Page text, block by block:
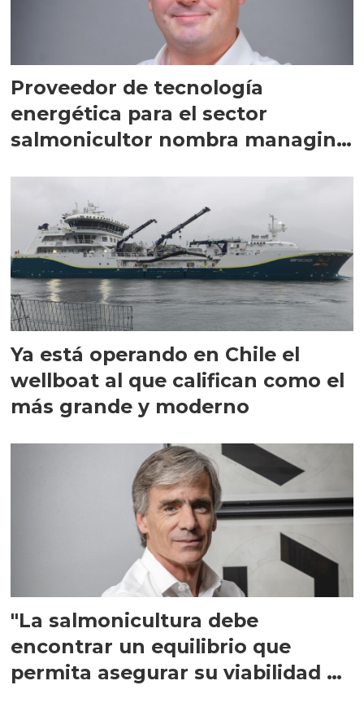
Proveedor de tecnología
energética para el sector
salmonicultor nombra managing
Ya está operando en Chile el
wellboat al que califican como el
más grande y moderno
"La salmonicultura debe
encontrar un equilibrio que
permita asegurar su viabilidad de